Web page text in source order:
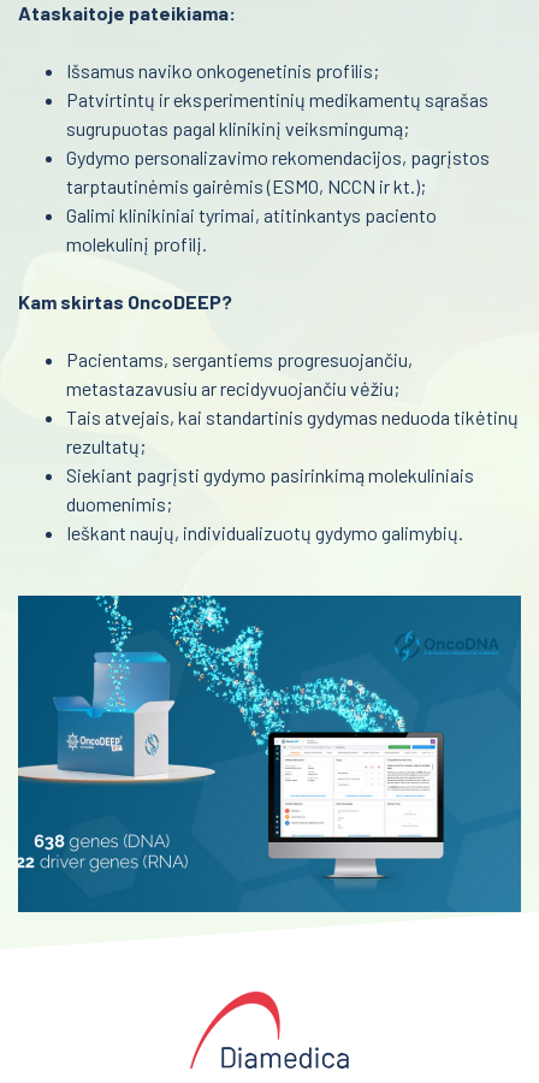
Ataskaitoje pateikiama:
Išsamus naviko onkogenetinis profilis;
Patvirtintų ir eksperimentinių medikamentų sąrašas
sugrupuotas pagal klinikinį veiksmingumą;
Gydymo personalizavimo rekomendacijos, pagrįstos
tarptautinėmis gairėmis (ESMO, NCCN ir kt.);
Galimi klinikiniai tyrimai, atitinkantys paciento
molekulinį profilį.
Kam skirtas OncoDEEP?
Pacientams, sergantiems progresuojančiu,
metastazavusiu ar recidyvuojančiu vėžiu;
Tais atvejais, kai standartinis gydymas neduoda tikėtinų
rezultatų;
Siekiant pagrįsti gydymo pasirinkimą molekuliniais
duomenimis;
Ieškant naujų, individualizuotų gydymo galimybių.